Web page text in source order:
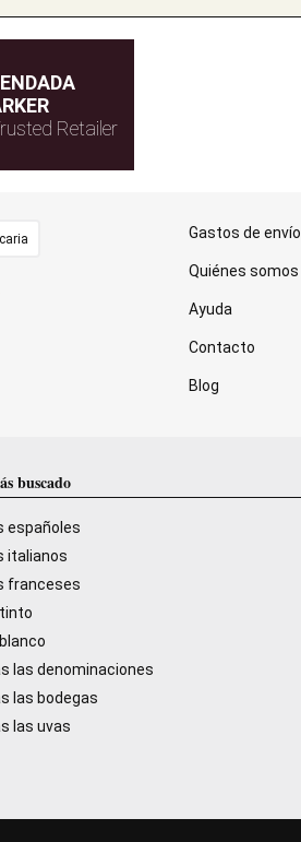
Retailer
Gastos de envío
Quiénes somos
Ayuda
Contacto
Blog
buscado
españoles
italianos
franceses
las denominaciones
las bodegas
las uvas